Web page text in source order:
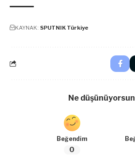
KAYNAK: SPUTNIK Türkiye
Ne
Beğendim
0